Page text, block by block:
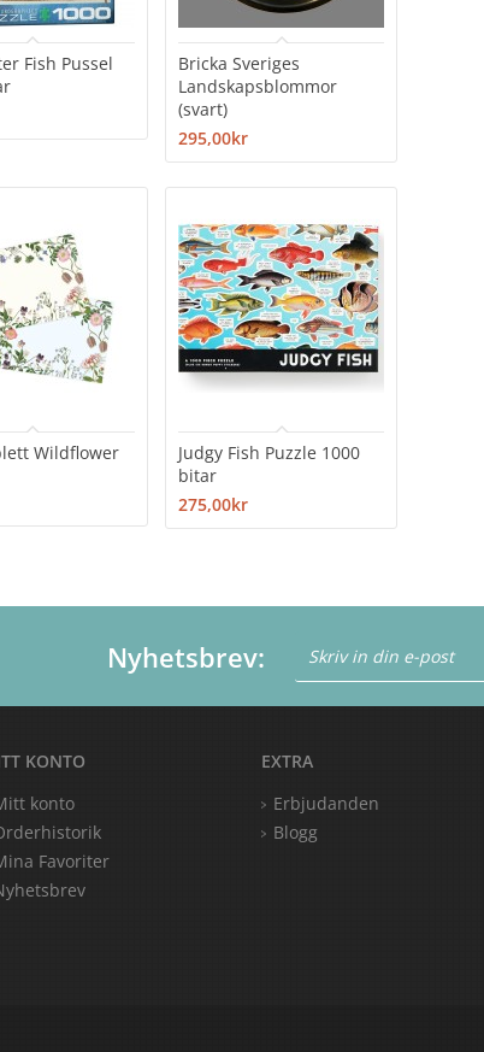
Fish Pussel
Bricka Sveriges
Landskapsblommor
(svart)
295,00kr
Wildflower
Judgy Fish Puzzle 1000
bitar
275,00kr
Nyhetsbrev:
EXTRA
Erbjudanden
Blogg
KONTO
konto
Favoriter